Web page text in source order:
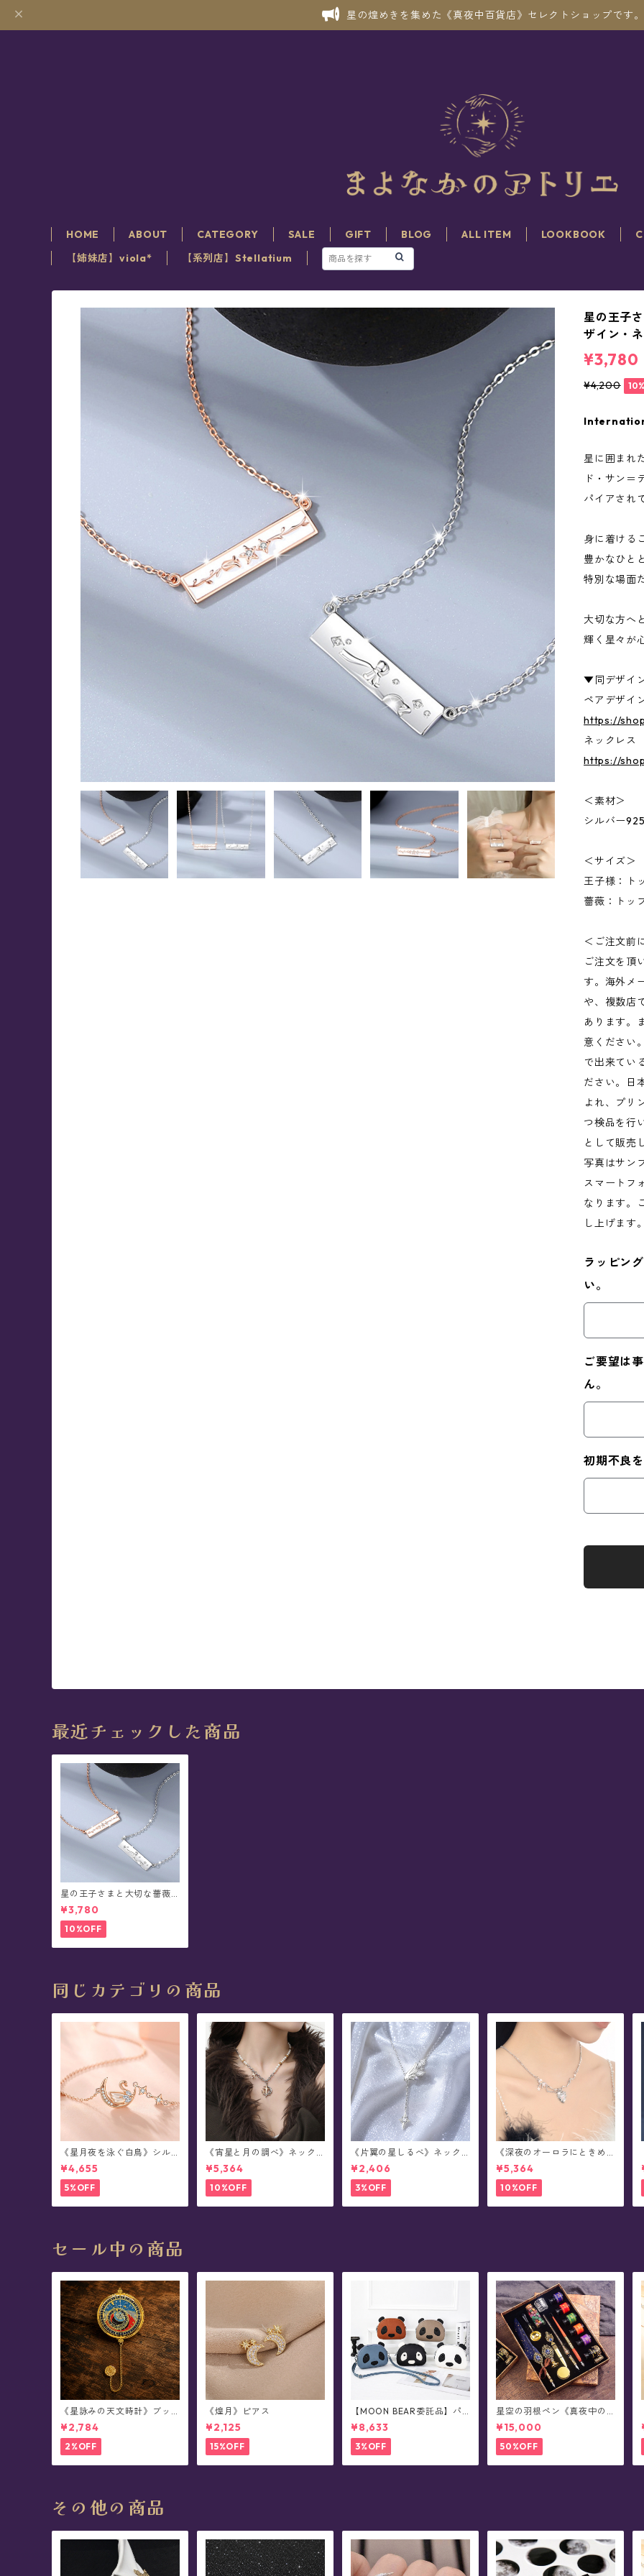
星の煌めきを集めた《真夜中百貨店》セレクトショップです。
HOME ABOUT CATEGORY SALE GIFT BLOG ALL ITEM LOOKBOOK
【姉妹店】viola*
【系列店】Stellatium
星の王子
ザイン・
¥3,780
¥4,200
星に囲まれ
ド・サン＝
パイアされ
身に着ける
豊かなひと
特別な場面
大切な方へ
輝く星々が
▼同デザイ
ペアデザイ
https://
ネックレス
https://
＜素材＞
シルバー
＜サイズ＞
王子様：ト
薔薇：トッ
＜ご注文前
ご注文を頂
す。海外メ
や、複数店
あります。
意ください
で出来てい
ださい。日
よれ、プリ
つ検品を行
として販売
写真はサン
スマートフ
なります。
し上げます
ラッピン
い。
ご要望は
ん。
初期不良
最近チェックした商品
星の王子さまと大切な薔薇 -
The Little Prince ペアデザ
イン・ネックレス
¥3,780
10%OFF
同じカテゴリの商品
《星月夜を泳ぐ白鳥》シル
バーネックレス
¥4,655
5%OFF
《宵星と月の調べ》ネック
レス
¥5,364
10%OFF
《片翼の星しるべ》ネック
レス
¥2,406
3%OFF
《深夜のオーロラにときめ
く》ネックレス
¥5,364
10%OFF
セール中の商品
《星詠みの天文時計》ブッ
クマーカー(全3種)
¥2,784
2%OFF
《煌月》ピアス
¥2,125
15%OFF
【MOON BEAR委託品】パ
ンダさん・レザーショルダ
ーバッグ/ポシェット
¥8,633
3%OFF
星空の羽根ペン《真夜中の6
彩星魔法団》ガラスペン・
インクセット(シーリングス
タンプ付き/全8色)0011
¥15,000
50%OFF
その他の商品